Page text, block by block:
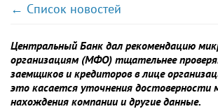
← Список новостей
Центральный Банк дал рекомендацию
организациям (МФО) тщательнее
заемщиков и кредиторов в лице
это касается уточнения достоверности
нахождения компании и другие данные.